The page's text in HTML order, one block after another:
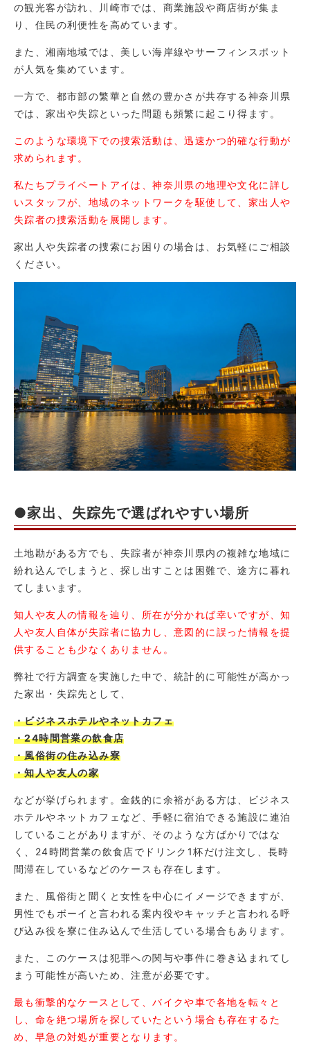
の観光客が訪れ、川崎市では、商業施設や商店街が集ま
り、住民の利便性を高めています。
また、湘南地域では、美しい海岸線やサーフィンスポット
が人気を集めています。
一方で、都市部の繁華と自然の豊かさが共存する神奈川県
では、家出や失踪といった問題も頻繁に起こり得ます。
このような環境下での捜索活動は、迅速かつ的確な行動が
求められます。
私たちプライベートアイは、神奈川県の地理や文化に詳し
いスタッフが、地域のネットワークを駆使して、家出人や
失踪者の捜索活動を展開します。
家出人や失踪者の捜索にお困りの場合は、お気軽にご相談
ください。
●家出、失踪先で選ばれやすい場所
土地勘がある方でも、失踪者が神奈川県内の複雑な地域に
紛れ込んでしまうと、探し出すことは困難で、途方に暮れ
てしまいます。
知人や友人の情報を辿り、所在が分かれば幸いですが、知
人や友人自体が失踪者に協力し、意図的に誤った情報を提
供することも少なくありません。
弊社で行方調査を実施した中で、統計的に可能性が高かっ
た家出・失踪先として、
・ビジネスホテルやネットカフェ
・24時間営業の飲食店
・風俗街の住み込み寮
・知人や友人の家
などが挙げられます。金銭的に余裕がある方は、ビジネス
ホテルやネットカフェなど、手軽に宿泊できる施設に連泊
していることがありますが、そのような方ばかりではな
く、24時間営業の飲食店でドリンク1杯だけ注文し、長時
間滞在しているなどのケースも存在します。
また、風俗街と聞くと女性を中心にイメージできますが、
男性でもボーイと言われる案内役やキャッチと言われる呼
び込み役を寮に住み込んで生活している場合もあります。
また、このケースは犯罪への関与や事件に巻き込まれてし
まう可能性が高いため、注意が必要です。
最も衝撃的なケースとして、バイクや車で各地を転々と
し、命を絶つ場所を探していたという場合も存在するた
め、早急の対処が重要となります。